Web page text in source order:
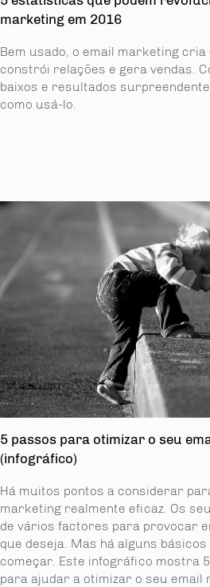
marketing em 2016
Bem usado, o email marketing cria
constrói relações e gera vendas.
baixos e resultados
como usá-lo.
5 passos para otimizar o seu
(infográfico)
Há muitos pontos a considerar
marketing realmente eficaz. Os
de vários factores para provocar
que deseja. Mas há alguns básicos
começar. Este infográfico mostra
para ajudar a otimizar o seu email